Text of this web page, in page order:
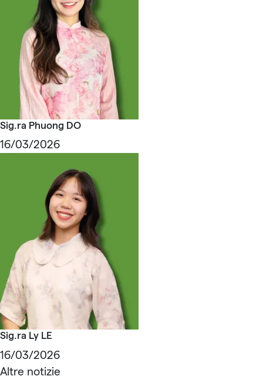
Sig.ra Phuong DO
16/03/2026
Sig.ra Ly LE
16/03/2026
Altre notizie